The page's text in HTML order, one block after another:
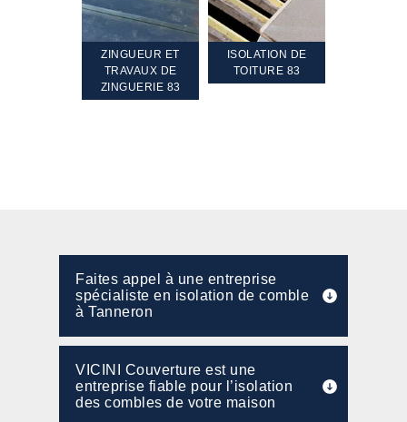
ZINGUEUR ET
TRAVAUX DE
ZINGUERIE 83
ISOLATION DE
TOITURE 83
Faites appel à une entreprise
spécialiste en isolation de comble
à Tanneron
VICINI Couverture est une
entreprise fiable pour l’isolation
des combles de votre maison